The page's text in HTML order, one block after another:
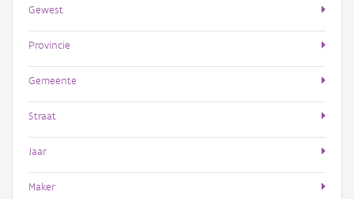
Gewest
Provincie
Gemeente
Straat
Jaar
Maker